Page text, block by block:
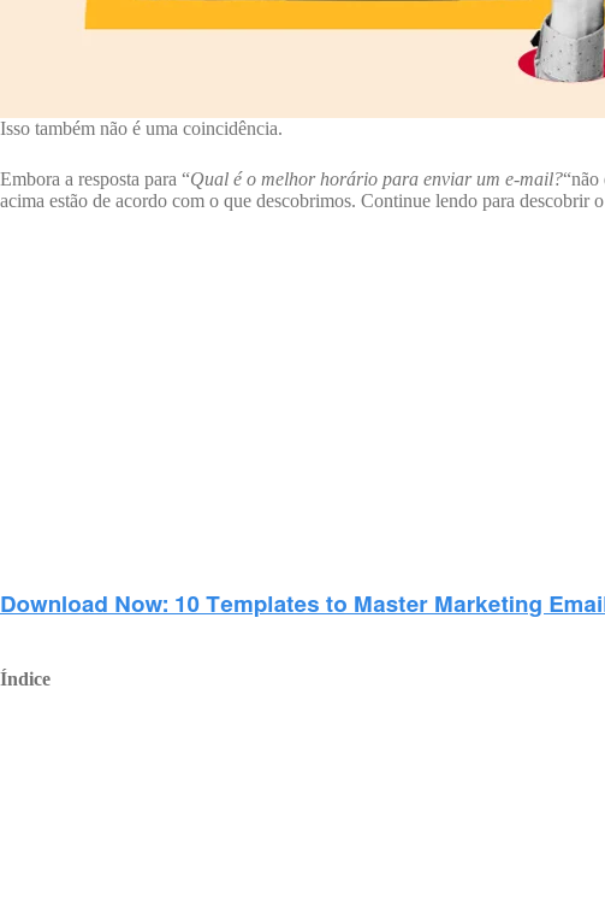
Isso também não é uma coincidência.
Embora a resposta para “Qual é o melhor horário para enviar um e-mail?“não
acima estão de acordo com o que descobrimos. Continue lendo para
Índice